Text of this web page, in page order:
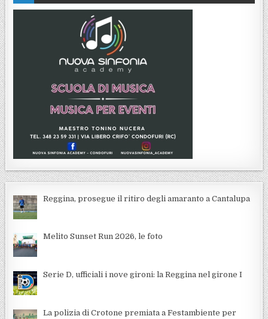
Reggina, prosegue il ritiro degli amaranto a Cantalupa
Melito Sunset Run 2026, le foto
Serie D, ufficiali i nove gironi: la Reggina nel girone I
La polizia di Crotone premiata a Festambiente per